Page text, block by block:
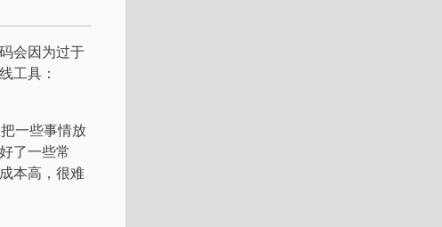
会因为过于
工具：
一些事情放
了一些常
本高，很难